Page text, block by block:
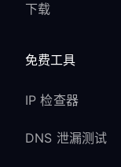
下载
免费工具
IP 检查器
DNS 泄漏测试